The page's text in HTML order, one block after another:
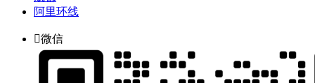
阿里环线
微信